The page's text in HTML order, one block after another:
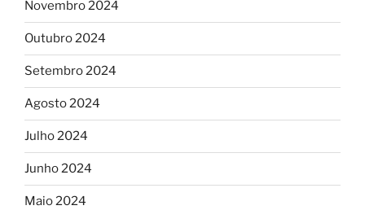
Novembro 2024
Outubro 2024
Setembro 2024
Agosto 2024
Julho 2024
Junho 2024
Maio 2024